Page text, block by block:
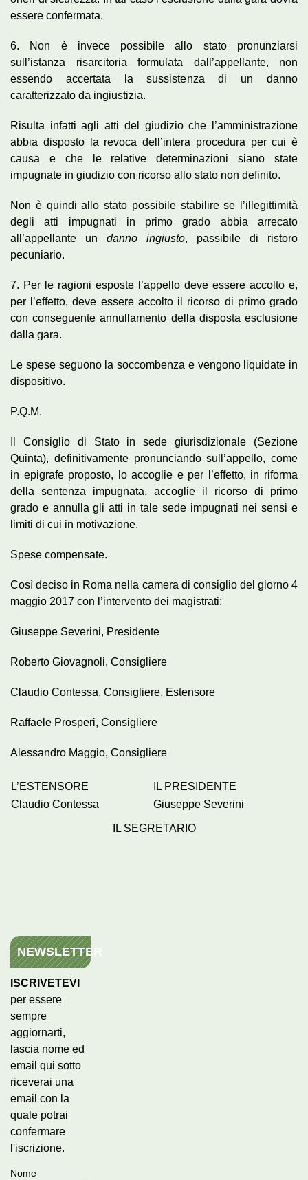
essere confermata.
6. Non è invece possibile allo stato pronunziarsi
sull’istanza risarcitoria formulata dall’appellante, non
essendo accertata la sussistenza di un danno
caratterizzato da ingiustizia.
Risulta infatti agli atti del giudizio che l’amministrazione
abbia disposto la revoca dell’intera procedura per cui è
causa e che le relative determinazioni siano state
impugnate in giudizio con ricorso allo stato non definito.
Non è quindi allo stato possibile stabilire se l’illegittimità
degli atti impugnati in primo grado abbia arrecato
all’appellante un danno ingiusto, passibile di ristoro
pecuniario.
7. Per le ragioni esposte l’appello deve essere accolto e,
per l’effetto, deve essere accolto il ricorso di primo grado
con conseguente annullamento della disposta esclusione
dalla gara.
Le spese seguono la soccombenza e vengono liquidate in
dispositivo.
P.Q.M.
Il Consiglio di Stato in sede giurisdizionale (Sezione
Quinta), definitivamente pronunciando sull’appello, come
in epigrafe proposto, lo accoglie e per l’effetto, in riforma
della sentenza impugnata, accoglie il ricorso di primo
grado e annulla gli atti in tale sede impugnati nei sensi e
limiti di cui in motivazione.
Spese compensate.
Così deciso in Roma nella camera di consiglio del giorno 4
maggio 2017 con l’intervento dei magistrati:
Giuseppe Severini, Presidente
Roberto Giovagnoli, Consigliere
Claudio Contessa, Consigliere, Estensore
Raffaele Prosperi, Consigliere
Alessandro Maggio, Consigliere
L’ESTENSORE
IL PRESIDENTE
Claudio Contessa
Giuseppe Severini
IL SEGRETARIO
NEWSLETTER
ISCRIVETEVI
per essere
sempre
aggiornarti,
lascia nome ed
email qui sotto
riceverai una
email con la
quale potrai
confermare
l'iscrizione.
Nome